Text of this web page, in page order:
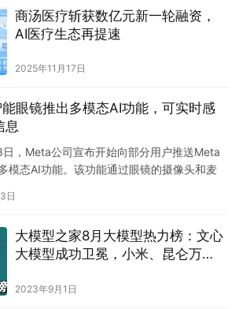
商汤医疗斩获数亿元新一轮融资，
AI医疗生态再提速
2025年11月17日
眼镜推出多模态AI功能，可实时感
息
，Meta公司宣布开始向部分用户推送Meta
模态AI功能。该功能通过眼镜的摄像头和麦
日
大模型之家8月大模型热力榜：文心
大模型成功卫冕，小米、昆仑万
2023年9月1日